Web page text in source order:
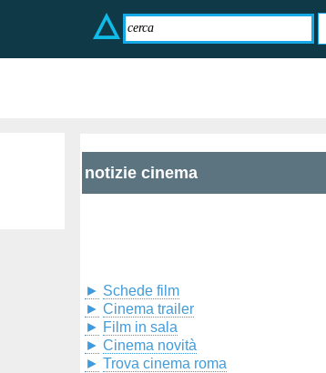
notizie cinema
► Schede film
► Cinema trailer
► Film in sala
► Cinema novità
► Trova cinema roma